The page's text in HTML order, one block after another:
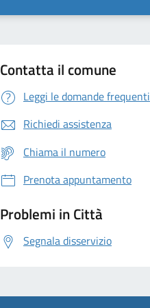
Contatta il comune
Leggi le domande frequenti
Richiedi assistenza
Chiama il numero
Prenota appuntamento
Problemi in Città
Segnala disservizio